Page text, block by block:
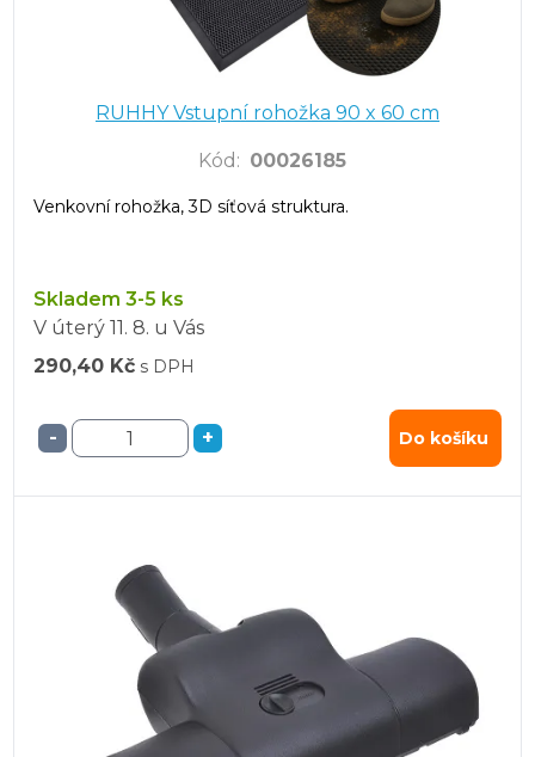
RUHHY Vstupní rohožka 90 x 60 cm
Kód : 00026185
Venkovní rohožka, 3D síťová struktura.
Skladem 3-5 ks
V úterý 11. 8. u Vás
290,40 Kč s DPH
- + Do košíku